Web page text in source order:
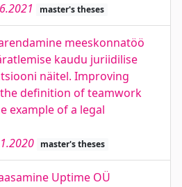
master's theses
meeskonnatöö
kaudu juriidilise
näitel. Improving
definition of teamwork
example of a legal
master's theses
Uptime OÜ